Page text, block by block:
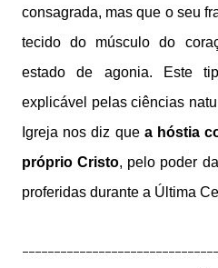
consagrada, mas que o seu
tecido do músculo do
estado de agonia. Este
explicável pelas ciências
Igreja nos diz que a hóstia
próprio Cristo, pelo poder
proferidas durante a Última